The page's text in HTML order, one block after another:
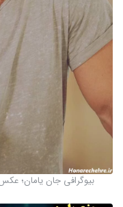
بیوگرافی جان یامان؛